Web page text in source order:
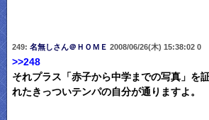
249: 名無しさん＠ＨＯＭＥ 2008/06/26(木) 15:38:02 0
>>248
それプラス「赤子から中学までの写真」を
れたきっついテンパの自分が通りますよ。